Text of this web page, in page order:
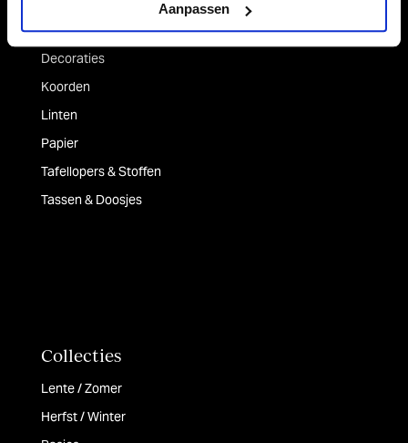
Aanpassen
Productcategorieën
Decoraties
Koorden
Linten
Papier
Tafellopers & Stoffen
Tassen & Doosjes
Collecties
Lente / Zomer
Herfst / Winter